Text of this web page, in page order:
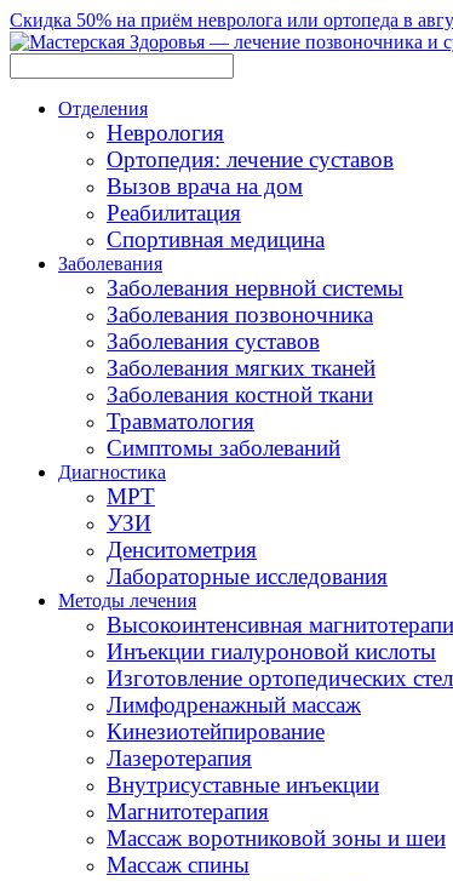
Скидка 50% на приём невролога или ортопеда в
Отделения
Неврология
Ортопедия: лечение суставов
Вызов врача на дом
Реабилитация
Спортивная медицина
Заболевания
Заболевания нервной системы
Заболевания позвоночника
Заболевания суставов
Заболевания мягких тканей
Заболевания костной ткани
Травматология
Симптомы заболеваний
Диагностика
МРТ
УЗИ
Денситометрия
Лабораторные исследования
Методы лечения
Высокоинтенсивная
Инъекции гиалуроновой кислоты
Изготовление ортопедических
Лимфодренажный массаж
Кинезиотейпирование
Лазеротерапия
Внутрисуставные инъекции
Магнитотерапия
Массаж воротниковой зоны и шеи
Массаж спины